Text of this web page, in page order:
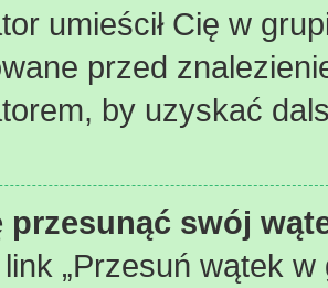
umieścił Cię w
przed
by uzyskać
przesunąć swój
„Przesuń wątek